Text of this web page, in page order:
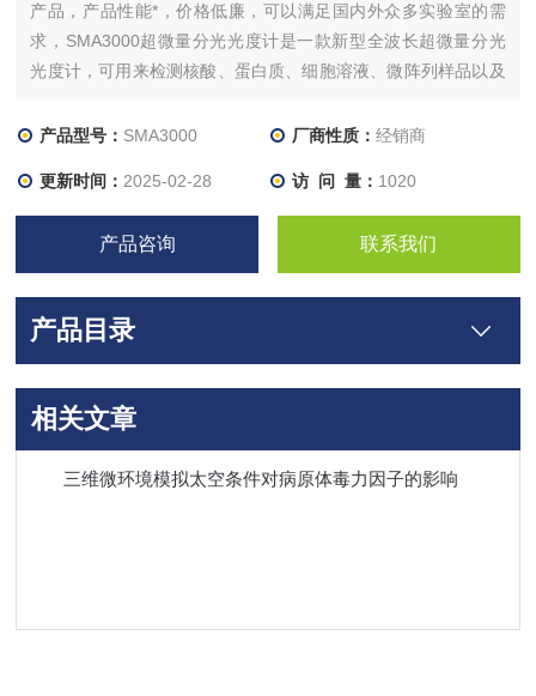
产品，产品性能*，价格低廉，可以满足国内外众多实验室的需
求，SMA3000超微量分光光度计是一款新型全波长超微量分光
光度计，可用来检测核酸、蛋白质、细胞溶液、微阵列样品以及
的分辨率为2068像素。
产品型号： SMA3000 厂商性质： 经销商
更新时间： 2025-02-28 访 问 量： 1020
产品咨询 联系我们
产品目录
相关文章
三维微环境模拟太空条件对病原体毒力因子的影响